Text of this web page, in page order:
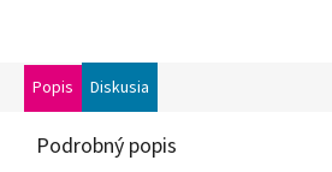
Popis Diskusia
Podrobný popis